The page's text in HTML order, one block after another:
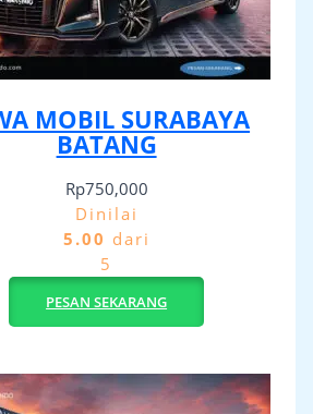
MOBIL SURABAYA
BATANG
Rp750,000
Dinilai
5.00 dari
5
PESAN SEKARANG